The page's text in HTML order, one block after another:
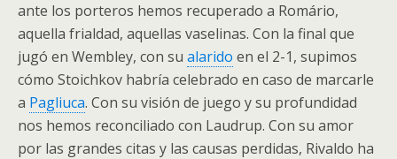
ante los porteros hemos recuperado a Romário,
aquella frialdad, aquellas vaselinas. Con la final que
jugó en Wembley, con su alarido en el 2-1, supimos
cómo Stoichkov habría celebrado en caso de marcarle
a Pagliuca. Con su visión de juego y su profundidad
nos hemos reconciliado con Laudrup. Con su amor
por las grandes citas y las causas perdidas, Rivaldo ha